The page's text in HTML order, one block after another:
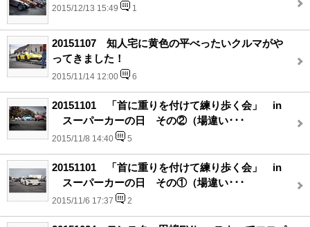
2015/12/13 15:49 1
20151107 知人宅に黄色の平べったいクルマがや
ってきました！
2015/11/14 12:00 6
20151101 「首に重りを付けて練り歩く会」 in
スーパーカーの日 その②（場違い･･･
2015/11/8 14:40 5
20151101 「首に重りを付けて練り歩く会」 in
スーパーカーの日 その①（場違い･･･
2015/11/6 17:37 2